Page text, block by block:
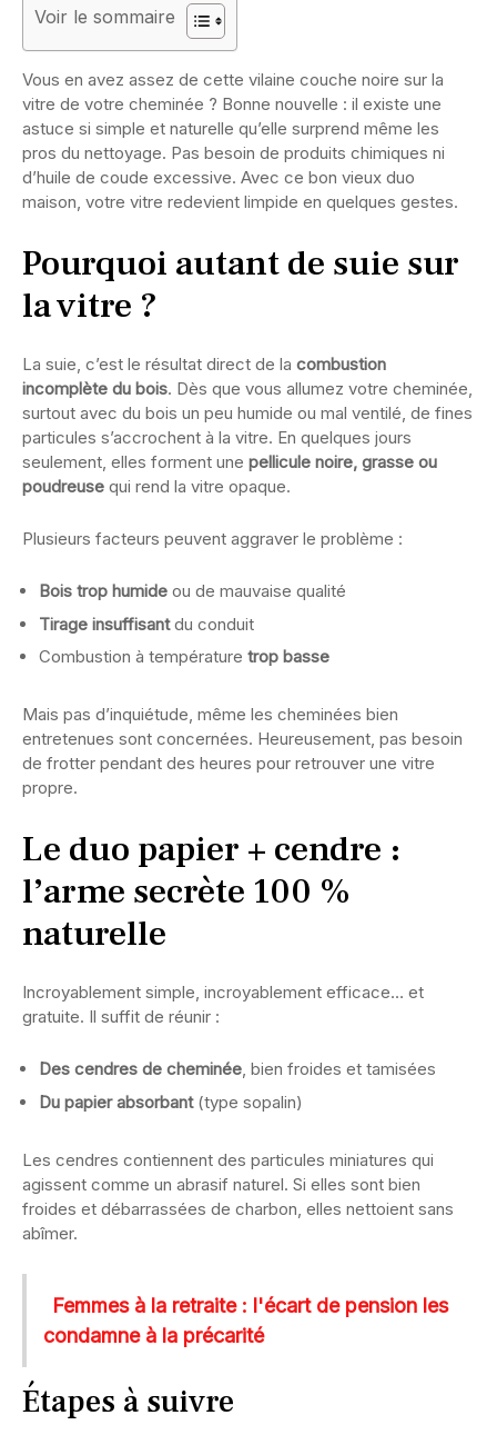
Voir le sommaire
Vous en avez assez de cette vilaine couche noire sur la
vitre de votre cheminée ? Bonne nouvelle : il existe une
astuce si simple et naturelle qu’elle surprend même les
pros du nettoyage. Pas besoin de produits chimiques ni
d’huile de coude excessive. Avec ce bon vieux duo
maison, votre vitre redevient limpide en quelques gestes.
Pourquoi autant de suie sur
la vitre ?
La suie, c’est le résultat direct de la combustion
incomplète du bois. Dès que vous allumez votre cheminée,
surtout avec du bois un peu humide ou mal ventilé, de fines
particules s’accrochent à la vitre. En quelques jours
seulement, elles forment une pellicule noire, grasse ou
poudreuse qui rend la vitre opaque.
Plusieurs facteurs peuvent aggraver le problème :
Bois trop humide ou de mauvaise qualité
Tirage insuffisantdu conduit
Combustion à température trop basse
Mais pas d’inquiétude, même les cheminées bien
entretenues sont concernées. Heureusement, pas besoin
de frotter pendant des heures pour retrouver une vitre
propre.
Le duo papier + cendre :
l’arme secrète 100 %
naturelle
Incroyablement simple, incroyablement efficace… et
gratuite. Il suffit de réunir :
Des cendres de cheminée, bien froides et tamisées
Du papier absorbant(type sopalin)
Les cendres contiennent des particules miniatures qui
agissent comme un abrasif naturel. Si elles sont bien
froides et débarrassées de charbon, elles nettoient sans
abîmer.
Femmes à la retraite : l'écart de pension les
condamne à la précarité
Étapes à suivre